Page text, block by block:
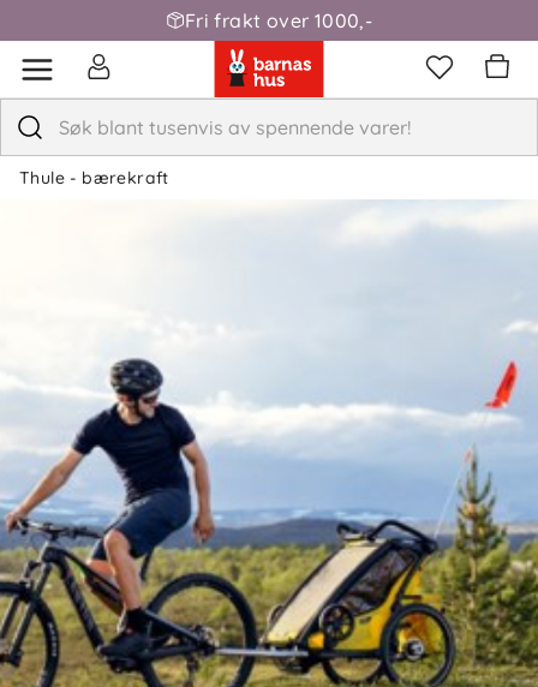
Fri frakt over 1000,-
Thule - bærekraft